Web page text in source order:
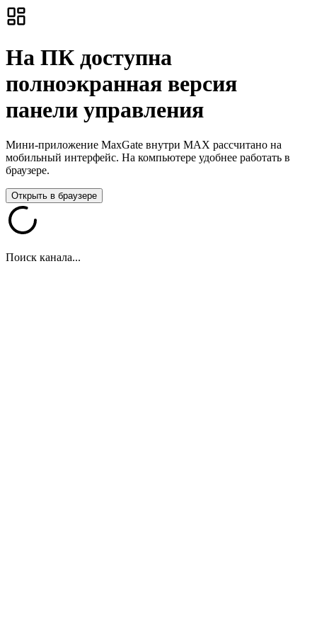
На ПК доступна
полноэкранная версия
панели управления
Мини-приложение MaxGate внутри MAX рассчитано на
мобильный интерфейс. На компьютере удобнее работать в
браузере.
Открыть в браузере
Поиск канала...